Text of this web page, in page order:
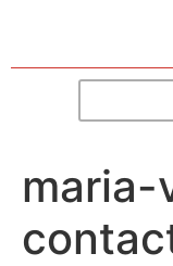
maria-